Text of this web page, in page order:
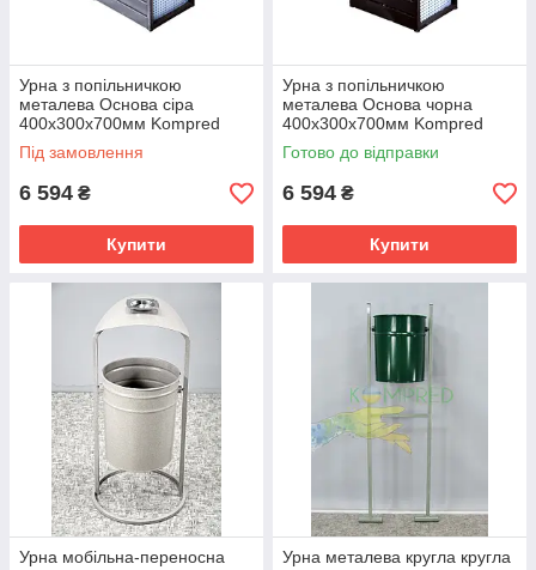
Урна з попільничкою
металева Основа сіра
400х300х700мм Kompred
OL202/1
Під замовлення
6 594 ₴
Купити
Урна з попільничкою
металева Основа чорна
400х300х700мм Kompred
OL202/2
Готово до відправки
6 594 ₴
Купити
Урна мобільна-переносна
Урна металева кругла кругла